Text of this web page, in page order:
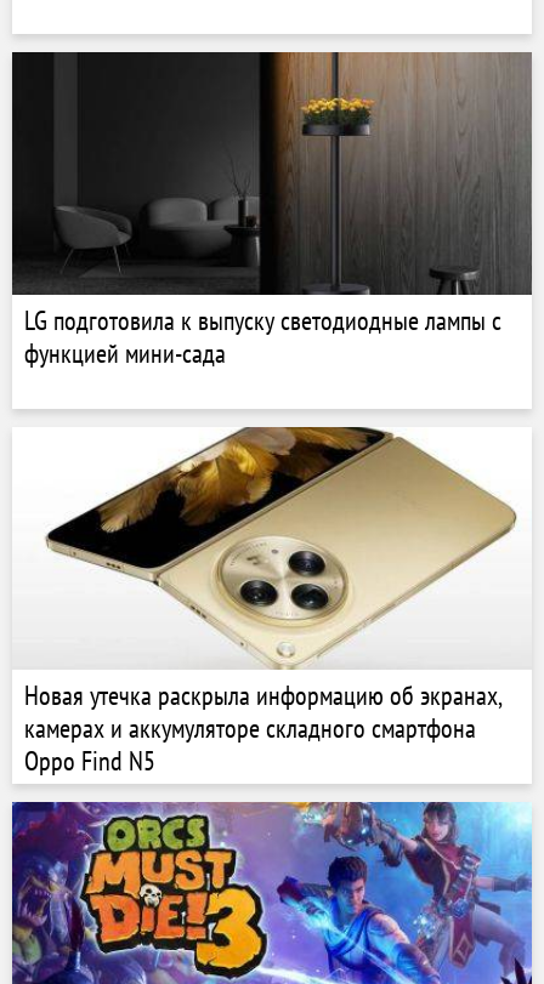
LG подготовила к выпуску светодиодные лампы с
функцией мини-сада
Новая утечка раскрыла информацию об экранах,
камерах и аккумуляторе складного смартфона
Oppo Find N5